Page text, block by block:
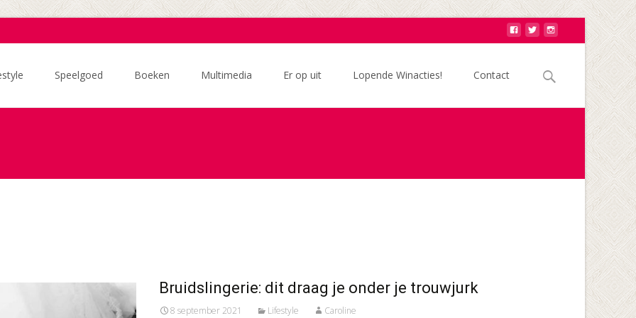
Speelgoed Boeken Multimedia Er op uit Lopende Winacties! Contact
Zoek
naar:
Bruidslingerie: dit draag je onder je trouwjurk
8 september 2021 Lifestyle Caroline